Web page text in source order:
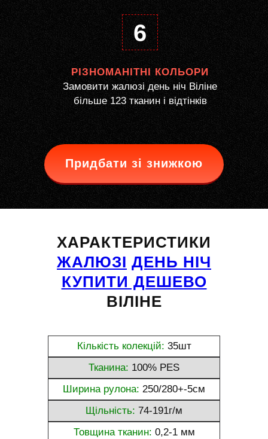
6
РІЗНОМАНІТНІ КОЛЬОРИ
Замовити жалюзі день ніч Віліне
більше 123 тканин і відтінків
Придбати зі знижкою
ХАРАКТЕРИСТИКИ
ЖАЛЮЗІ ДЕНЬ НІЧ
КУПИТИ ДЕШЕВО
ВІЛІНЕ
Кількість колекцій: 35шт
Тканина: 100% PES
Ширина рулона: 250/280+-5см
Щільність: 74-191г/м
Товщина тканин: 0,2-1 мм